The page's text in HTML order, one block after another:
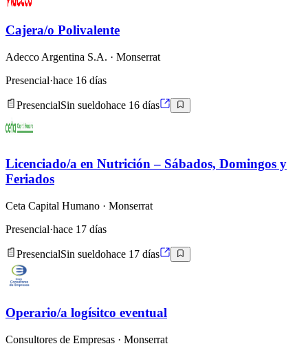
Cajera/o Polivalente
Adecco Argentina S.A. · Monserrat
Presencial·hace 16 días
PresencialSin sueldohace 16 días
Licenciado/a en Nutrición – Sábados, Domingos y
Feriados
Ceta Capital Humano · Monserrat
Presencial·hace 17 días
PresencialSin sueldohace 17 días
Operario/a logísitco eventual
Consultores de Empresas · Monserrat